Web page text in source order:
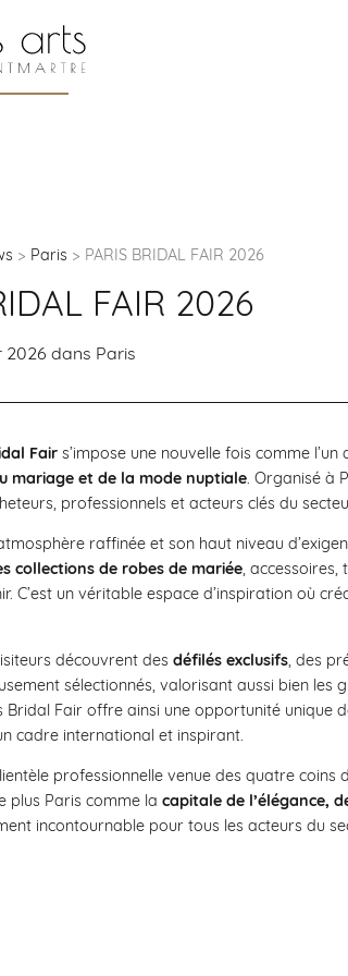
Paris PARIS BRIDAL FAIR 2026
FAIR 2026
2026 dans Paris
Fair s’impose une nouvelle fois comme
mariage et de la mode nuptiale. Organisé à
professionnels et acteurs clés du
raffinée et son haut niveau
collections de robes de mariée, accessoires,
C’est un véritable espace d’inspiration où
découvrent des défilés exclusifs , des
sélectionnés, valorisant aussi bien les
Bridal Fair offre ainsi une opportunité unique
cadre international et inspirant.
professionnelle venue des quatre coins
plus Paris comme la capitale de l’élégance,
incontournable pour tous les acteurs du